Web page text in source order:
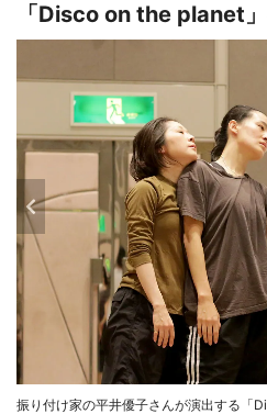
「Disco on the planet
振り付け家の平井優子さんが演出する「